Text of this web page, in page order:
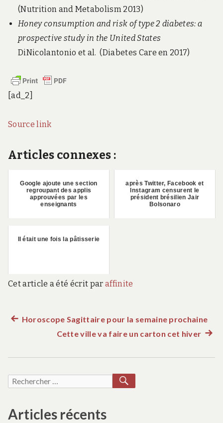
(Nutrition and Metabolism 2013)
Honey consumption and risk of type 2 diabetes: a
prospective study in the United States
DiNicolantonio et al. (Diabetes Care en 2017)
[ad_2]
Source link
Articles connexes :
Google ajoute une section
regroupant des applis
approuvées par les
enseignants
après Twitter, Facebook et
Instagram censurent le
président brésilien Jair
Bolsonaro
Il était une fois la pâtisserie
Cet article a été écrit par affinite
Navigation
l’article
Article
précédent :
Horoscope Sagittaire pour la semaine prochaine
Cette ville va faire un carton cet hiver
Recherche
Articles récents